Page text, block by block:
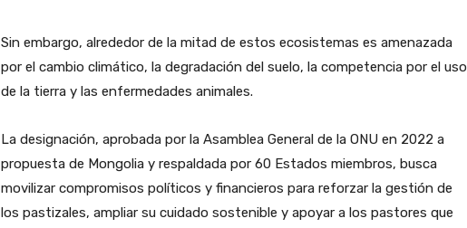
Sin embargo, alrededor de la mitad de estos ecosistemas es amenazada
por el cambio climático, la degradación del suelo, la competencia por el uso
de la tierra y las enfermedades animales.
La designación, aprobada por la Asamblea General de la ONU en 2022 a
propuesta de Mongolia y respaldada por 60 Estados miembros, busca
movilizar compromisos políticos y financieros para reforzar la gestión de
los pastizales, ampliar su cuidado sostenible y apoyar a los pastores que